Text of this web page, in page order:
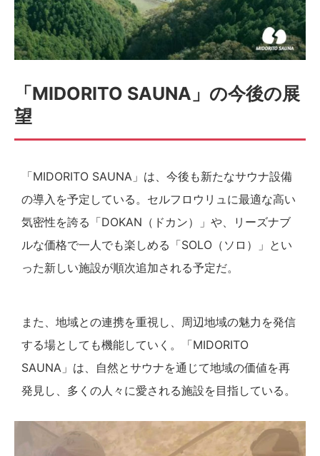
「MIDORITO SAUNA」の今後の展
望
「MIDORITO SAUNA」は、今後も新たなサウナ設備
の導入を予定している。セルフロウリュに最適な高い
気密性を誇る「DOKAN（ドカン）」や、リーズナブ
ルな価格で一人でも楽しめる「SOLO（ソロ）」とい
った新しい施設が順次追加される予定だ。
また、地域との連携を重視し、周辺地域の魅力を発信
する場としても機能していく。「MIDORITO
SAUNA」は、自然とサウナを通じて地域の価値を再
発見し、多くの人々に愛される施設を目指している。